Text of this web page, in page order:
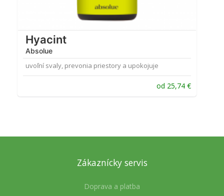
Hyacint
Absolue
uvoľní svaly, prevonia priestory a upokojuje
od 25,74 €
Zákaznícky servis
Doprava a platba